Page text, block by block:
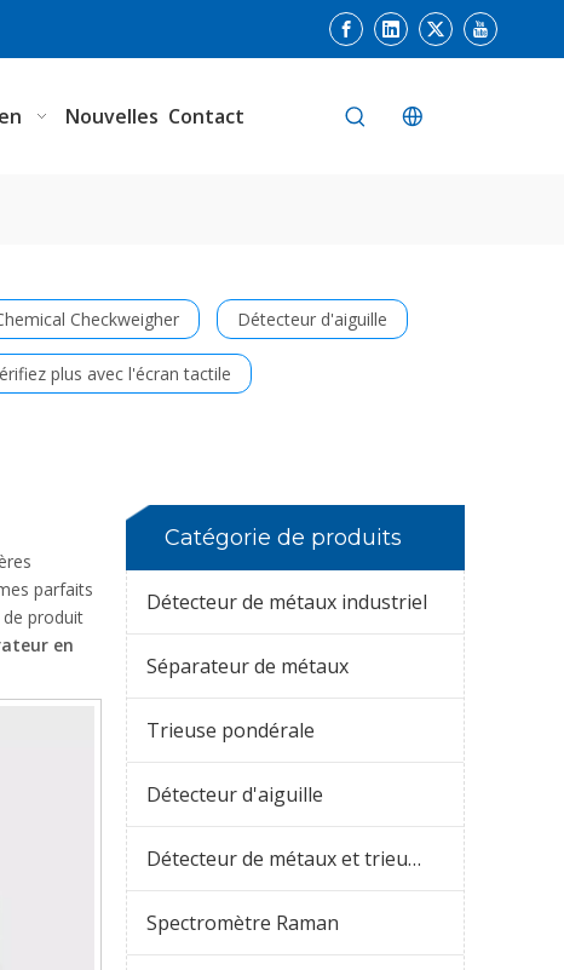
Nouvelles Contact
Checkweigher Détecteur d'aiguille
plus avec l'écran tactile
parfaits
produit
en
Catégorie de produits
Détecteur de métaux industriel
Séparateur de métaux
Trieuse pondérale
Détecteur d'aiguille
Détecteur de métaux et trieuse pondérale combinés
Spectromètre Raman